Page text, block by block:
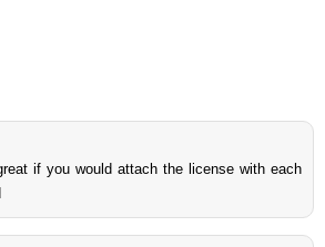
if you would attach the license with each